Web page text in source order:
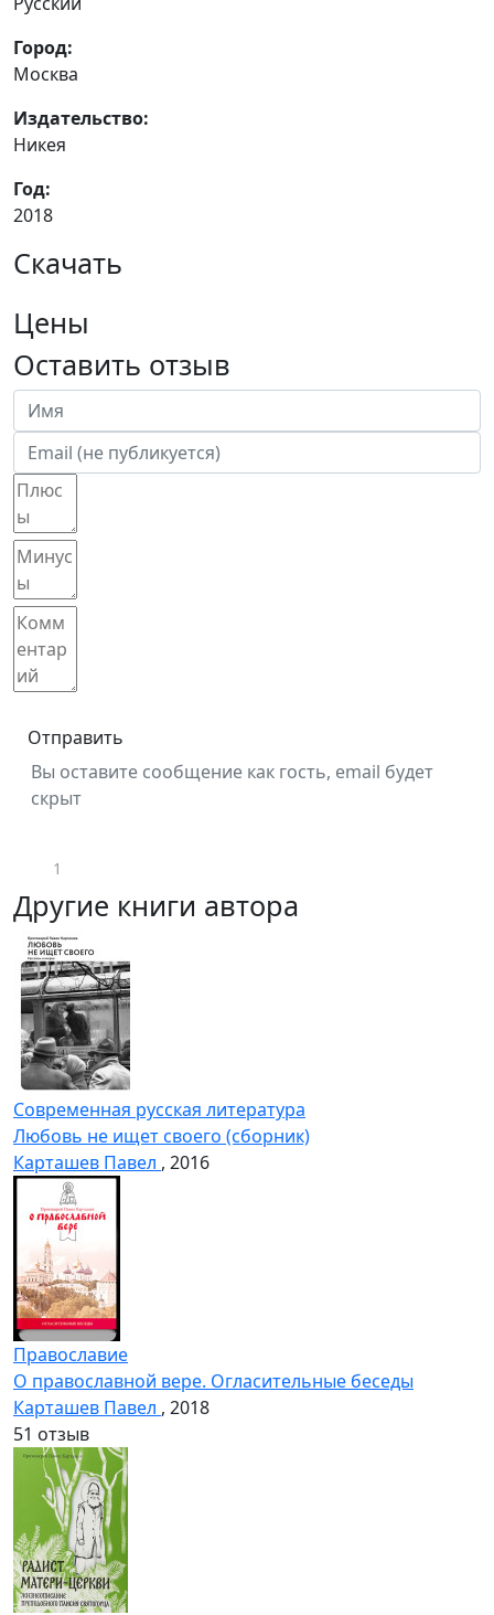
Город:
Москва
Издательство:
Никея
Год:
2018
Скачать
Цены
Оставить отзыв
Отправить
Вы оставите сообщение как гость, email будет
скрыт
1
Другие книги автора
Современная русская литература
Любовь не ищет своего (сборник)
Карташев Павел , 2016
Православие
О православной вере. Огласительные беседы
Карташев Павел , 2018
51 отзыв